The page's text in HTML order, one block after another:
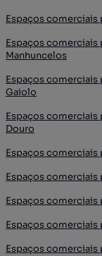
Espaços comerciais
Espaços comerciais
Manhuncelos
Espaços comerciais
Gaiolo
Espaços comerciais
Douro
Espaços comerciais
Espaços comerciais
Espaços
Espaços comerciais
Espaços comerciais